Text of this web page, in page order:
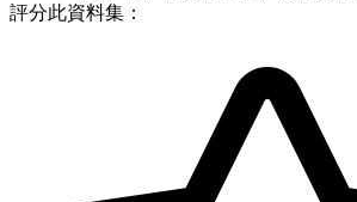
評分此資料集：